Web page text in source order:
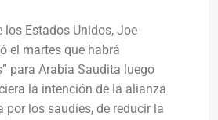
los Estados Unidos, Joe
el martes que habrá
para Arabia Saudita luego
la intención de la alianza
por los saudíes, de reducir la